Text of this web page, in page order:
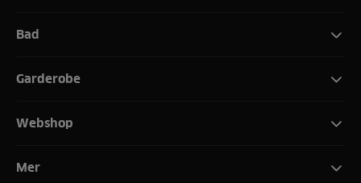
Bad
Garderobe
Webshop
Mer